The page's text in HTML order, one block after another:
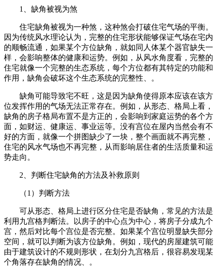
1、缺角被视为煞
住宅缺角被视为一种煞，这种煞会打破住宅气场的平衡。
因为传统风水理论认为，完整的住宅形状能够保证气场在宅内
的顺畅流通，如果某个方位缺角，就如同人体某个器官缺失一
样，会影响整体的健康和运势。例如，从风水角度看，完整的
住宅就像一个完整的生态系统，每个方位都有其特定的功能和
作用，缺角会破坏这个生态系统的完整性、。
缺角可能导致宅不旺，这是因为缺角使得原本应该在该方
位发挥作用的气场无法正常存在。例如，从形态、格局上看，
缺角的房子格局布置不是方正的，会影响到家庭运势的各个方
面，如财运、健康运、事业运等。没有宫位在屋内当然会有不
好的方面，就像一个拼图缺少了一块，整个画面就不再完整，
住宅的风水气场也不再完整，从而影响居住者的生活质量和运
势走向。
2、判断住宅缺角的方法及补救原则
（1）判断方法
可从形态、格局上进行区分住宅是否缺角，常见的方法是
利用九宫格判断法。以房子的中心点为中心，将房子分成九个
宫，然后对比每个宫位是否完整。如果某个宫位明显缺失部分
空间，就可以判断为该方位缺角。例如，现代的房屋建筑可能
由于建筑设计的不规则形状，在划分九宫格后，很容易发现某
个角落存在缺角的情况、。